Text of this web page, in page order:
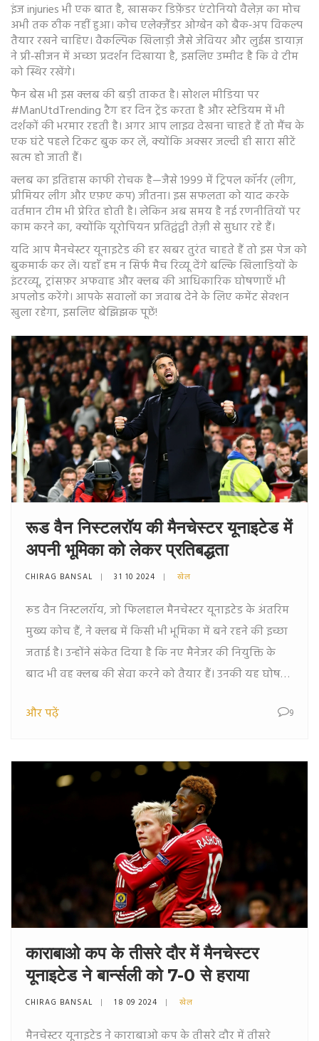
इंज injuries भी एक बात है, खासकर डिफ़ेंडर एंटोनियो वैलेज़ का मोच
अभी तक ठीक नहीं हुआ। कोच एलेक्ज़ैंडर ओग्बेन को बैक‑अप विकल्प
तैयार रखने चाहिए। वैकल्पिक खिलाड़ी जैसे जेवियर और लुईस डायाज़
ने प्री‑सीजन में अच्छा प्रदर्शन दिखाया है, इसलिए उम्मीद है कि वे टीम
को स्थिर रखेंगे।
फैन बेस भी इस क्लब की बड़ी ताकत है। सोशल मीडिया पर
#ManUtdTrending टैग हर दिन ट्रेंड करता है और स्टेडियम में भी
दर्शकों की भरमार रहती है। अगर आप लाइव देखना चाहते हैं तो मैंच के
एक घंटे पहले टिकट बुक कर लें, क्योंकि अक्सर जल्दी ही सारा सीटें
खत्म हो जाती हैं।
क्लब का इतिहास काफी रोचक है—जैसे 1999 में ट्रिपल कॉर्नर (लीग,
प्रीमियर लीग और एफ़ए कप) जीतना। इस सफलता को याद करके
वर्तमान टीम भी प्रेरित होती है। लेकिन अब समय है नई रणनीतियों पर
काम करने का, क्योंकि यूरोपियन प्रतिद्वंद्वी तेज़ी से सुधार रहे हैं।
यदि आप मैनचेस्टर यूनाइटेड की हर खबर तुरंत चाहते हैं तो इस पेज को
बुकमार्क कर लें। यहाँ हम न सिर्फ मैच रिव्यू देंगे बल्कि खिलाड़ियों के
इंटरव्यू, ट्रांसफ़र अफवाह और क्लब की आधिकारिक घोषणाएँ भी
अपलोड करेंगे। आपके सवालों का जवाब देने के लिए कमेंट सेक्शन
खुला रहेगा, इसलिए बेझिझक पूछें!
रूड वैन निस्टलरॉय की मैनचेस्टर यूनाइटेड में
अपनी भूमिका को लेकर प्रतिबद्धता
CHIRAG BANSAL 31 10 2024 खेल
रूड वैन निस्टलरॉय, जो फिलहाल मैनचेस्टर यूनाइटेड के अंतरिम
मुख्य कोच हैं, ने क्लब में किसी भी भूमिका में बने रहने की इच्छा
जताई है। उन्होंने संकेत दिया है कि नए मैनेजर की नियुक्ति के
बाद भी वह क्लब की सेवा करने को तैयार हैं। उनकी यह घोषणा
मैनेजर के रूप में नियुक्त करने की चर्चा के बीच आई है।
और पढ़ें 9
काराबाओ कप के तीसरे दौर में मैनचेस्टर
यूनाइटेड ने बार्न्सली को 7-0 से हराया
CHIRAG BANSAL 18 09 2024 खेल
मैनचेस्टर यूनाइटेड ने काराबाओ कप के तीसरे दौर में तीसरे